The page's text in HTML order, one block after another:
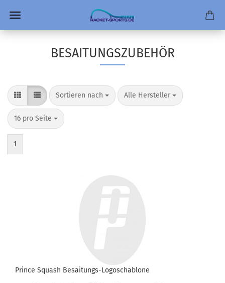
BESAITUNGSZUBEHÖR
Sortieren nach
Sortieren nach Alle Hersteller
pro Seite
16 pro Seite
pro Seite
1
Prince Squash Besaitungs-Logoschablone